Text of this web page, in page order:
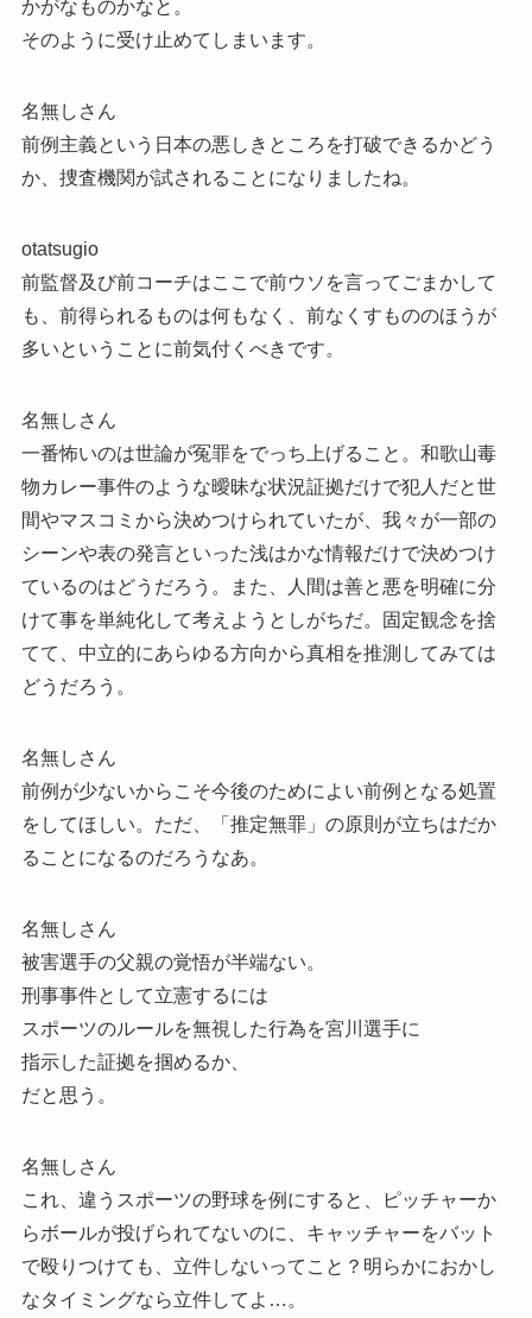
かがなものかなと。
そのように受け止めてしまいます。
名無しさん
前例主義という日本の悪しきところを打破できるかどう
か、捜査機関が試されることになりましたね。
otatsugio
前監督及び前コーチはここで前ウソを言ってごまかして
も、前得られるものは何もなく、前なくすもののほうが
多いということに前気付くべきです。
名無しさん
一番怖いのは世論が冤罪をでっち上げること。和歌山毒
物カレー事件のような曖昧な状況証拠だけで犯人だと世
間やマスコミから決めつけられていたが、我々が一部の
シーンや表の発言といった浅はかな情報だけで決めつけ
ているのはどうだろう。また、人間は善と悪を明確に分
けて事を単純化して考えようとしがちだ。固定観念を捨
てて、中立的にあらゆる方向から真相を推測してみては
どうだろう。
名無しさん
前例が少ないからこそ今後のためによい前例となる処置
をしてほしい。ただ、「推定無罪」の原則が立ちはだか
ることになるのだろうなあ。
名無しさん
被害選手の父親の覚悟が半端ない。
刑事事件として立憲するには
スポーツのルールを無視した行為を宮川選手に
指示した証拠を掴めるか、
だと思う。
名無しさん
これ、違うスポーツの野球を例にすると、ピッチャーか
らボールが投げられてないのに、キャッチャーをバット
で殴りつけても、立件しないってこと？明らかにおかし
なタイミングなら立件してよ…。